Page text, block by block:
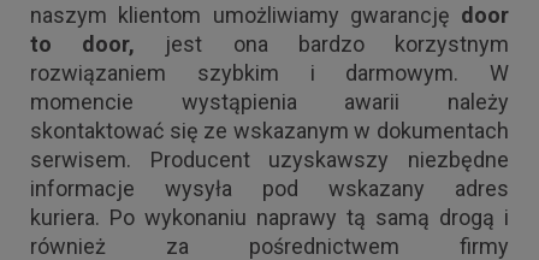
naszym klientom umożliwiamy gwarancję door
to door, jest ona bardzo korzystnym
rozwiązaniem szybkim i darmowym. W
momencie wystąpienia awarii należy
skontaktować się ze wskazanym w dokumentach
serwisem. Producent uzyskawszy niezbędne
informacje wysyła pod wskazany adres
kuriera. Po wykonaniu naprawy tą samą drogą i
również za pośrednictwem firmy